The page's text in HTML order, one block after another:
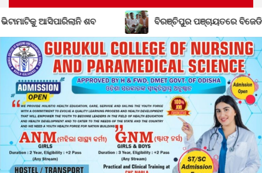
ବିରଞ୍ଚିପୁର ପଞ୍ଚାୟତରେ ବିଜେଡିର ଶକ୍ତି ବୃଦ୍ଧି; ବିଜେପି ଛାଡ଼ିଲେ ସରପଞ୍ଚ